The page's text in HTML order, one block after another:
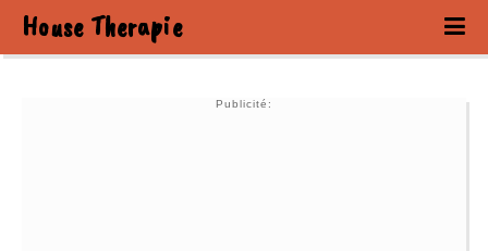
House Therapie
Publicité: